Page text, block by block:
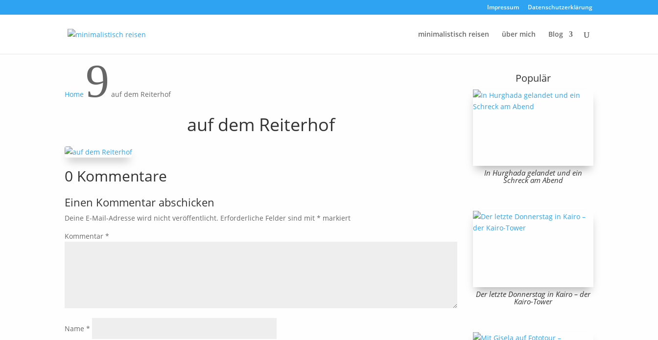
Impressum Datenschutzerklärung
minimalistisch reisen über mich Blog
Home 9 auf dem Reiterhof
auf dem Reiterhof
0 Kommentare
Einen Kommentar abschicken
Deine E-Mail-Adresse wird nicht veröffentlicht. Erforderliche Felder sind mit * markiert
Kommentar *
Name *
Populär
In Hurghada gelandet und ein
Schreck am Abend
Der letzte Donnerstag in Kairo – der
Kairo-Tower